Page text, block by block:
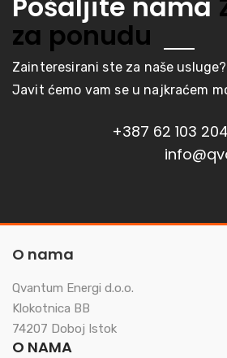
za ponudu
Zainteresirani ste za naše
Javit ćemo vam se u najkraćem
+387 62 103 204
O nama
Qvantum Energi d.o.o.
Klokotnica BB
74207 Doboj Istok
O NAMA